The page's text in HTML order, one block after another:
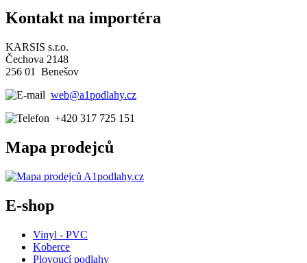
Kontakt na importéra
KARSIS s.r.o.
Čechova 2148
256 01 Benešov
web@a1podlahy.cz
+420 317 725 151
Mapa prodejců
E-shop
Vinyl - PVC
Koberce
Plovoucí podlahy